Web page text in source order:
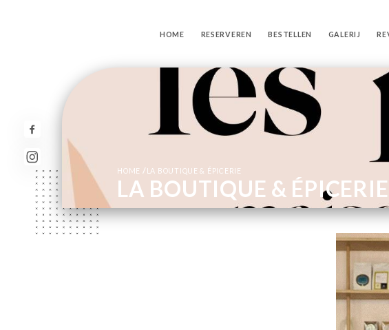
HOME RESERVEREN BESTELLEN GALERIJ
HOME / LA BOUTIQUE & ÉPICERIE
LA BOUTIQUE & ÉPICERIE